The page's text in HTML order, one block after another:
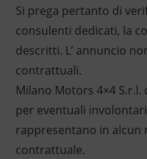
Si prega pertanto di
consulenti dedicati, la
descritti. L’ annuncio
contrattuali.
Milano Motors 4×4
per eventuali
rappresentano in alcun
contrattuale.